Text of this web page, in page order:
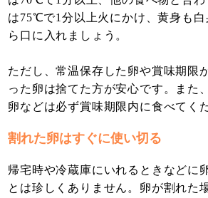
は75℃で1分以上火にかけ、黄身も
ら口に入れましょう。
ただし、常温保存した卵や賞味期限
った卵は捨てた方が安心です。また
卵などは必ず賞味期限内に食べてく
割れた卵はすぐに使い切る
帰宅時や冷蔵庫にいれるときなどに
とは珍しくありません。卵が割れた